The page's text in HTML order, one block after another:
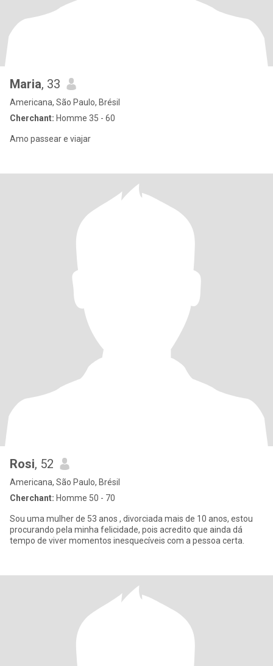
Maria, 33
Americana, São Paulo, Brésil
Cherchant: Homme 35 - 60
Amo passear e viajar
Rosi, 52
Americana, São Paulo, Brésil
Cherchant: Homme 50 - 70
Sou uma mulher de 53 anos , divorciada mais de 10 anos, estou
procurando pela minha felicidade, pois acredito que ainda dá
tempo de viver momentos inesquecíveis com a pessoa certa.